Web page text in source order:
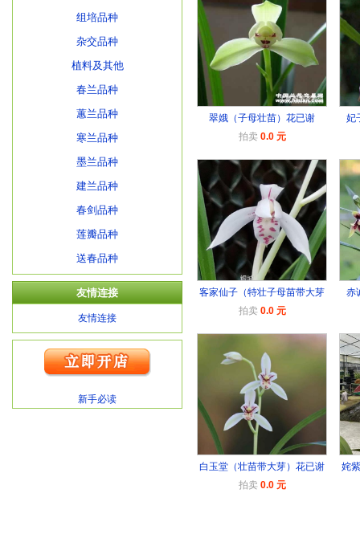
组培品种
杂交品种
植料及其他
春兰品种
蕙兰品种
寒兰品种
墨兰品种
建兰品种
春剑品种
莲瓣品种
送春品种
友情连接
友情连接
新手必读
翠娥（子母壮苗）花已谢
拍卖 0.0 元
妃
客家仙子（特壮子母苗带大芽
拍卖 0.0 元
赤
白玉堂（壮苗带大芽）花已谢
拍卖 0.0 元
姹